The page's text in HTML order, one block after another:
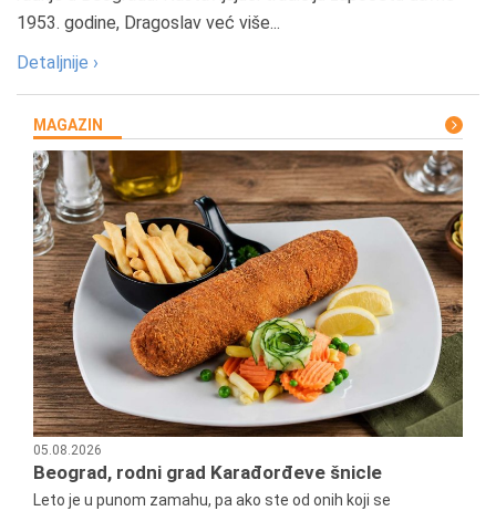
1953. godine, Dragoslav već više...
Detaljnije ›
MAGAZIN
05.08.2026
Beograd, rodni grad Karađorđeve šnicle
Leto je u punom zamahu, pa ako ste od onih koji se